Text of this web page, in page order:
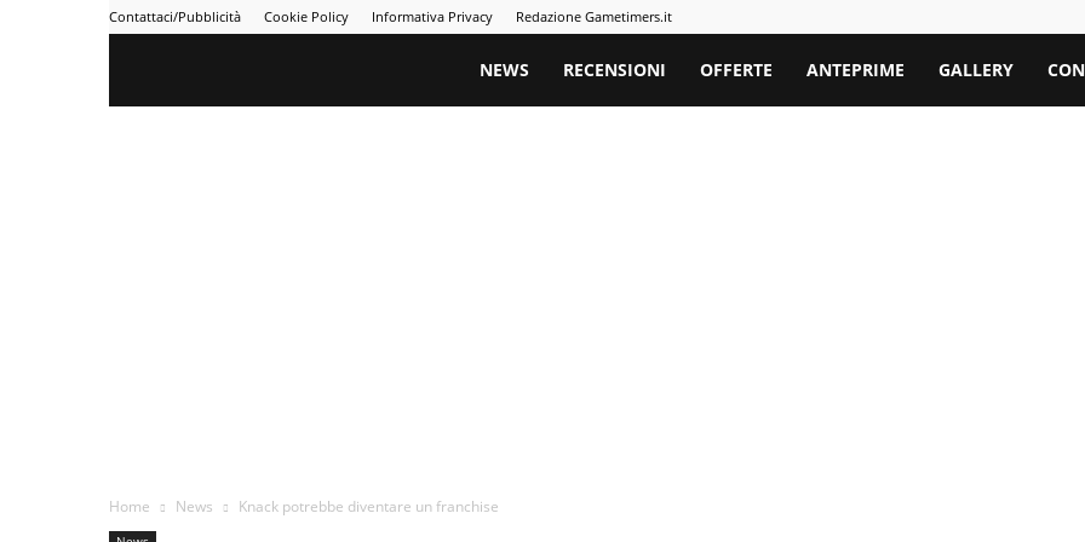
Contattaci/Pubblicità Cookie Policy Informativa Privacy Redazione Gametimers.it
Gametimers
NEWS RECENSIONI OFFERTE ANTEPRIME GALLERY
Home News Knack potrebbe diventare un franchise